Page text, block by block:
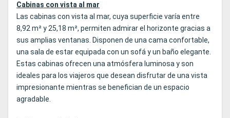
Cabinas con vista al mar
Las cabinas con vista al mar, cuya superficie varía entre
8,92 m² y 25,18 m², permiten admirar el horizonte gracias a
sus amplias ventanas. Disponen de una cama confortable,
una sala de estar equipada con un sofá y un baño elegante.
Estas cabinas ofrecen una atmósfera luminosa y son
ideales para los viajeros que desean disfrutar de una vista
impresionante mientras se benefician de un espacio
agradable.